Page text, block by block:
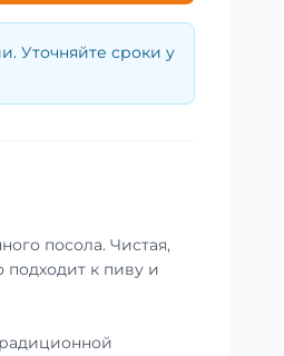
Уточняйте сроки у
посола. Чистая,
подходит к пиву и